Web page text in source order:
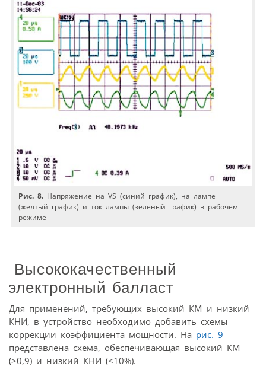
Рис. 8. Напряжение на VS (синий график), на лампе
(желтый график) и ток лампы (зеленый график) в рабочем
режиме
Высококачественный
электронный балласт
Для применений, требующих высокий КМ и низкий
КНИ, в устройство необходимо добавить схемы
коррекции коэффициента мощности. На рис. 9
представлена схема, обеспечивающая высокий КМ
(>0,9) и низкий КНИ (<10%).